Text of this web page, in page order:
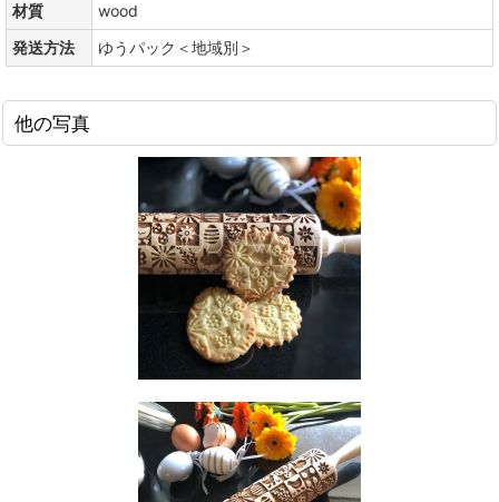
材質
wood
発送方法
ゆうパック＜地域別＞
他の写真